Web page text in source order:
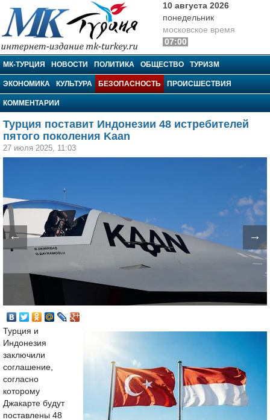
МК-Турция
10 августа 2026
понедельник
московское время
07:00
МК-ТУРЦИЯ НОВОСТИ ПОЛИТИКА ОБЩЕСТВО ТУРИЗМ
ЭКОНОМИКА КУЛЬТУРА БЕЗОПАСНОСТЬ ПРОИСШЕСТВИЯ
КОММЕНТАРИИ
Турция поставит Индонезии 48 истребителей
пятого поколения Kaan
27 июля 2025, 11:03
← →
Турция и
Индонезия
заключили
соглашение,
согласно
которому
Джакарте будут
поставлены 48